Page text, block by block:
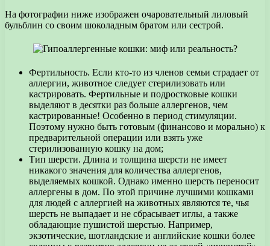
На фотографии ниже изображен очаровательный лиловый
бульблин со своим шоколадным братом или сестрой.
Фертильность. Если кто-то из членов семьи страдает от
аллергии, животное следует стерилизовать или
кастрировать. Фертильные и подростковые кошки
выделяют в десятки раз больше аллергенов, чем
кастрированные! Особенно в период стимуляции.
Поэтому нужно быть готовым (финансово и морально) к
предварительной операции или взять уже
стерилизованную кошку на дом;
Тип шерсти. Длина и толщина шерсти не имеет
никакого значения для количества аллергенов,
выделяемых кошкой. Однако именно шерсть переносит
аллергены в дом. По этой причине лучшими кошками
для людей с аллергией на животных являются те, чья
шерсть не выпадает и не сбрасывает иглы, а также
обладающие пушистой шерстью. Например,
экзотические, шотландские и английские кошки более